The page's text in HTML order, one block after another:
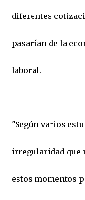
diferentes
pasarían de la
laboral.
"Según varios
irregularidad que
estos momentos